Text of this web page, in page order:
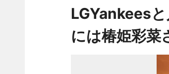
LGYankees
には椿姫彩菜